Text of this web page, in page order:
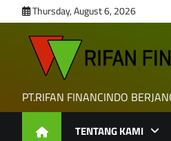
to
content
Thursday, August 6, 2026
PT.RIFAN FINANCINDO
TENTANG KAMI